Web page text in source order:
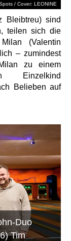
/ Cover: LEONINE
Bleibtreu) sind
teilen sich die
(Valentin
– zumindest
zu einem
Einzelkind
Belieben auf
Duo
Tim